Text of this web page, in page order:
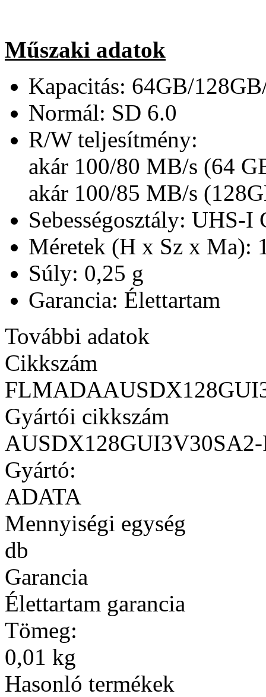
Műszaki adatok
Kapacitás: 64GB/
Normál: SD 6.0
R/W teljesítmény:
akár 100/80 MB/s (64
akár 100/85 MB/s
Sebességosztály: UHS-
Méretek (H x Sz x Ma):
Súly: 0,25 g
Garancia: Élettartam
További adatok
Cikkszám
Gyártói cikkszám
Gyártó:
ADATA
Mennyiségi egység
db
Garancia
Élettartam garancia
Tömeg:
0,01 kg
Hasonló termékek